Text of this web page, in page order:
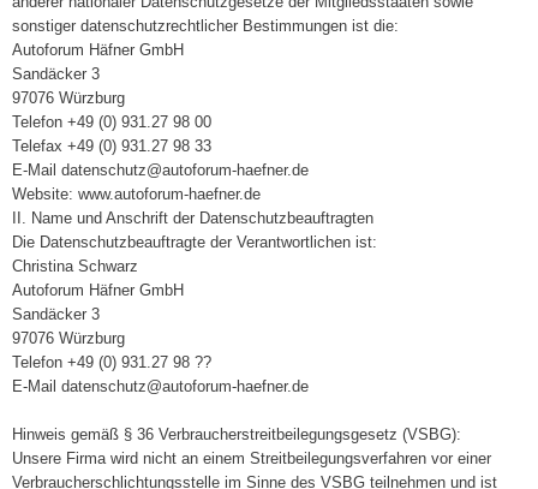
sonstiger datenschutzrechtlicher Bestimmungen ist die:
Autoforum Häfner GmbH
Sandäcker 3
97076 Würzburg
Telefon +49 (0) 931.27 98 00
Telefax +49 (0) 931.27 98 33
E-Mail datenschutz@autoforum-haefner.de
Website: www.autoforum-haefner.de
II. Name und Anschrift der Datenschutzbeauftragten
Die Datenschutzbeauftragte der Verantwortlichen ist:
Christina Schwarz
Autoforum Häfner GmbH
Sandäcker 3
97076 Würzburg
Telefon +49 (0) 931.27 98 ??
E-Mail datenschutz@autoforum-haefner.de
Hinweis gemäß § 36 Verbraucherstreitbeilegungsgesetz (VSBG):
Unsere Firma wird nicht an einem Streitbeilegungsverfahren vor einer
Verbraucherschlichtungsstelle im Sinne des VSBG teilnehmen und ist